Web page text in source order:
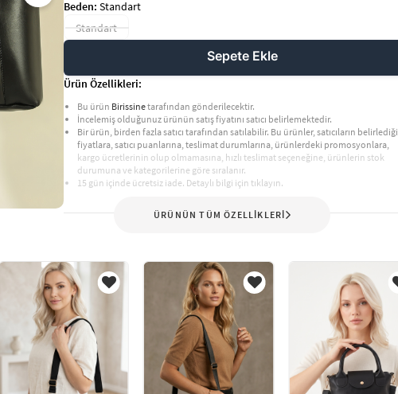
Beden: Standart
Standart
Sepete Ekle
Ürün Özellikleri:
Bu ürün Birissinetarafından gönderilecektir.
İncelemiş olduğunuz ürünün satış fiyatını satıcı belirlemektedir.
Bir ürün, birden fazla satıcı tarafından satılabilir. Bu ürünler, satıcıların belirlediği
fiyatlara, satıcı puanlarına, teslimat durumlarına, ürünlerdeki promosyonlara,
kargo ücretlerinin olup olmamasına, hızlı teslimat seçeneğine, ürünlerin stok
durumuna ve kategorilerine göre sıralanır.
15 gün içinde ücretsiz iade. Detaylı bilgi için tıklayın.
ÜRÜNÜN TÜM ÖZELLİKLERİ